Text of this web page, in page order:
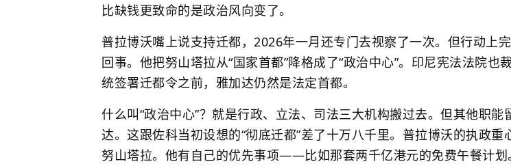
比缺钱更致命的是政治风向变了。
普拉博沃嘴上说支持迁都，2026年一月还专门去视察了一次。但行动上
回事。他把努山塔拉从“国家首都”降格成了“政治中心”。印尼宪法法院也
统签署迁都令之前，雅加达仍然是法定首都。
什么叫“政治中心”？就是行政、立法、司法三大机构搬过去。但其他职能
达。这跟佐科当初设想的“彻底迁都”差了十万八千里。普拉博沃的执政重
努山塔拉。他有自己的优先事项——比如那套两千亿港元的免费午餐计划